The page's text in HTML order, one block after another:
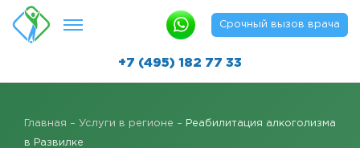
Реабилитация алкозависимых
Срочный вызов врача
+7 (495) 182 77 33
Главная – Услуги в регионе – Реабилитация алкоголизма
в Развилке